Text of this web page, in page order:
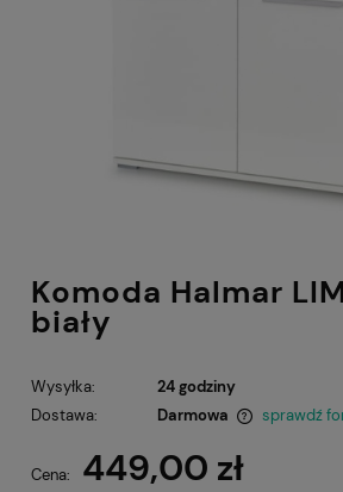
Komoda Halmar
biały
Wysyłka:
24 godziny
Dostawa:
Darmowa
sprawdź
Cena: 449,00 zł